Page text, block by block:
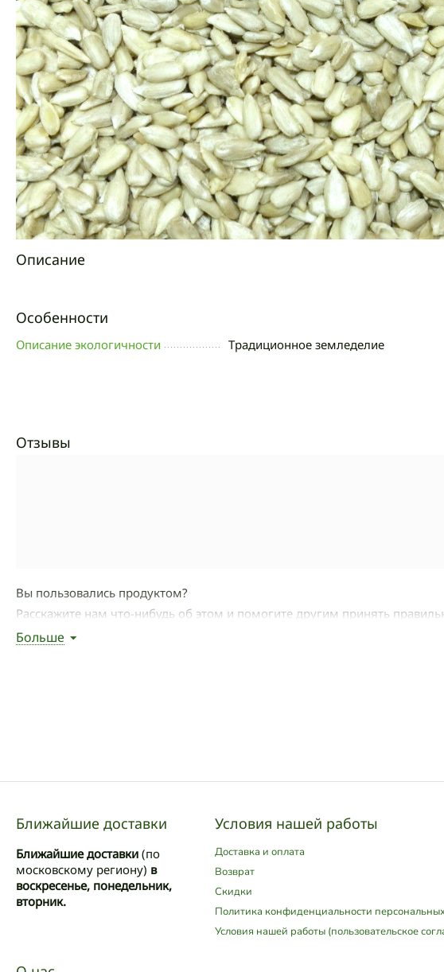
Описание
Особенности
Описание экологичности Традиционное земледелие
Отзывы
Вы пользовались продуктом?
Расскажите нам что-нибудь об этом и помогите другим принять
Написать отзыв
Больше
Ближайшие доставки
Ближайшие доставки (по
московскому региону) в
воскресенье, понедельник,
вторник.
Условия нашей работы
Доставка и оплата
Возврат
Скидки
Политика конфиденциальности
Условия нашей работы (пользовательское